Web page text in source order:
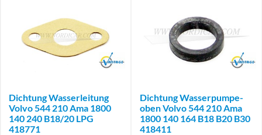
Brand
Dichtung Wasserleitung
Volvo 544 210 Ama 1800
140 240 B18/20 LPG
418771
Brand
Dichtung Wasserpumpe-
oben Volvo 544 210 Ama
1800 140 164 B18 B20 B30
418411